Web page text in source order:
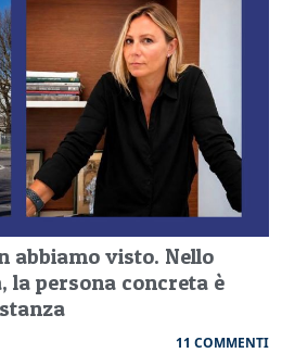
abbiamo visto. Nello
la persona concreta è
11 COMMENTI